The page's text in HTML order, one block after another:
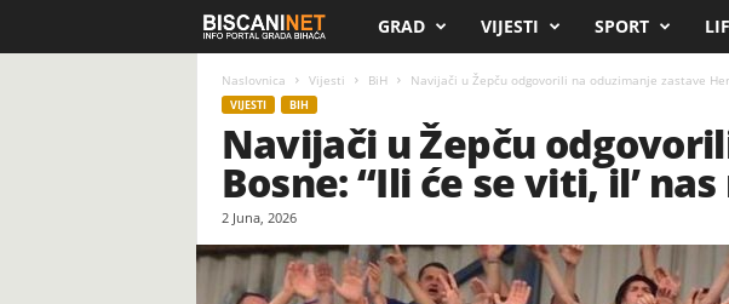
i
s
c
GRAD VIJESTI SPORT
Naslovnica Vijesti BiH Navijači u Žepču odgovorili na oduzimanje zastave
VIJESTI BIH
Navijači u Žepču
Bosne: “Ili će se viti, il’
2 Juna, 2026